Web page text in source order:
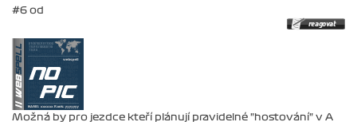
#6 od
Možná by pro jezdce kteří plánují pravidelné "hostování" v A